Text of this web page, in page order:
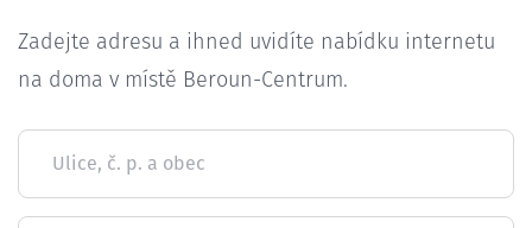
Zadejte adresu a ihned uvidíte nabídku internetu
na doma v místě Beroun-Centrum.
Ulice, č. p. a obec